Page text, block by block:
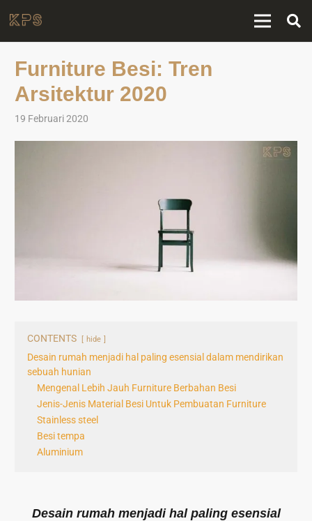
Furniture Besi: Tren
Arsitektur 2020
19 Februari 2020
CONTENTS hide
Desain rumah menjadi hal paling esensial dalam mendirikan
sebuah hunian
Mengenal Lebih Jauh Furniture Berbahan Besi
Jenis-Jenis Material Besi Untuk Pembuatan Furniture
Stainless steel
Besi tempa
Aluminium
Desain rumah menjadi hal paling esensial